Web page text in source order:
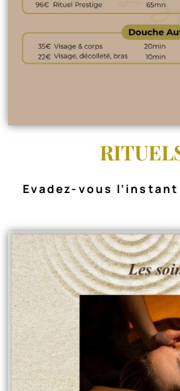
Evadez-vous